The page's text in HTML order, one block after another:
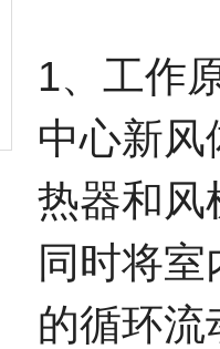
1、工作
中心新风
热器和风
同时将
的循环流